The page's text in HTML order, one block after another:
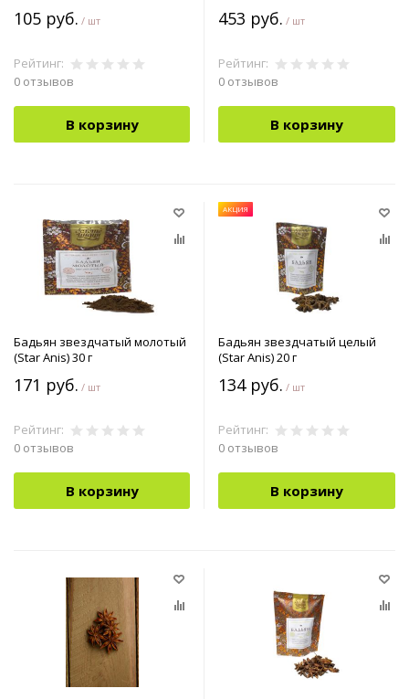
105 руб. / шт
Рейтинг:
0 отзывов
В корзину
453 руб. / шт
Рейтинг:
0 отзывов
В корзину
Бадьян звездчатый молотый
(Star Anis) 30 г
171 руб. / шт
Рейтинг:
0 отзывов
В корзину
АКЦИЯ
Бадьян звездчатый целый
(Star Anis) 20 г
134 руб. / шт
Рейтинг:
0 отзывов
В корзину